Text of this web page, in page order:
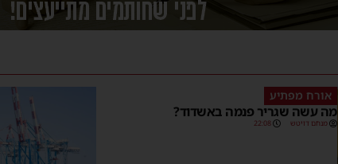
אורח מפתיע
מה עשה שגריר פנמה באשדוד?
מנחם דויטש 22:08